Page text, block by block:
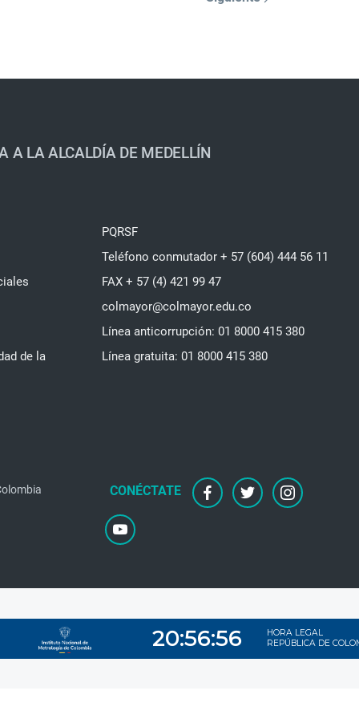
A LA ALCALDÍA DE MEDELLÍN
de la
PQRSF
Teléfono conmutador + 57 (604) 444 56 11
FAX + 57 (4) 421 99 47
colmayor@colmayor.edu.co
Línea anticorrupción: 01 8000 415 380
Línea gratuita: 01 8000 415 380